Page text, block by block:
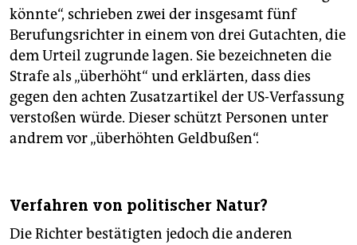
könnte“, schrieben zwei der insgesamt fünf
Berufungsrichter in einem von drei Gutachten, die
dem Urteil zugrunde lagen. Sie bezeichneten die
Strafe als „überhöht“ und erklärten, dass dies
gegen den achten Zusatzartikel der US-Verfassung
verstoßen würde. Dieser schützt Personen unter
andrem vor „überhöhten Geldbußen“.
Verfahren von politischer Natur?
Die Richter bestätigten jedoch die anderen